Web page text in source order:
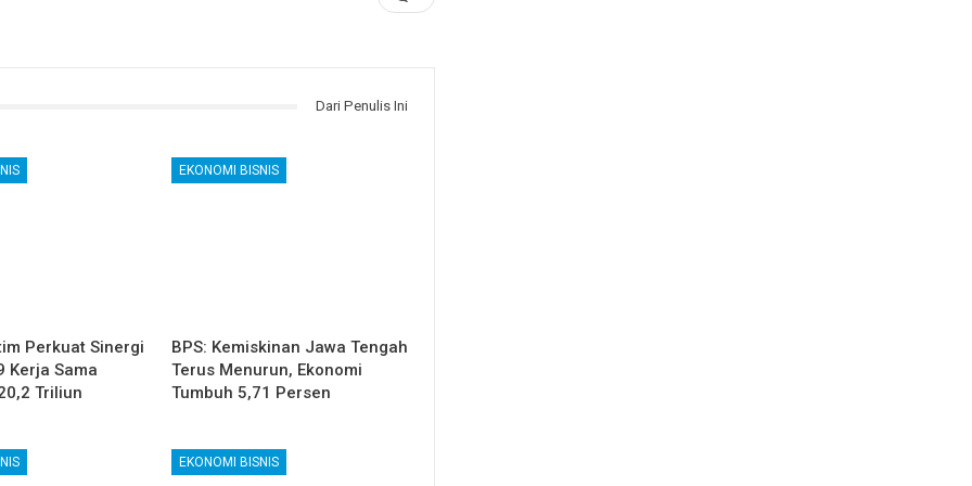
Dari Penulis Ini
Perkuat Sinergi
Kerja Sama
Triliun
EKONOMI BISNIS
BPS: Kemiskinan Jawa Tengah
Terus Menurun, Ekonomi
Tumbuh 5,71 Persen
EKONOMI BISNIS